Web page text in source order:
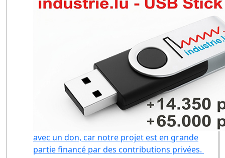
avec un don, car notre projet est en grande
partie financé par des contributions privées.